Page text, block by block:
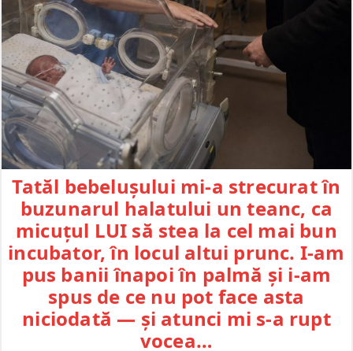
Tatăl bebelușului mi-a strecurat în
buzunarul halatului un teanc, ca
micuțul LUI să stea la cel mai bun
incubator, în locul altui prunc. I-am
pus banii înapoi în palmă și i-am
spus de ce nu pot face asta
niciodată — și atunci mi s-a rupt
vocea…